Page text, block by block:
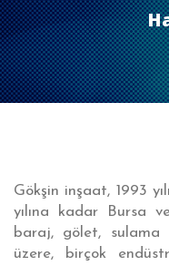
Gökşin inşaat, 1993
yılına kadar Bursa
baraj, gölet, sulama
üzere, birçok